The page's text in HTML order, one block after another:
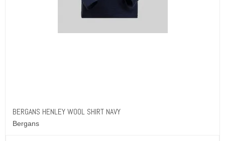
BERGANS HENLEY WOOL SHIRT NAVY
Bergans